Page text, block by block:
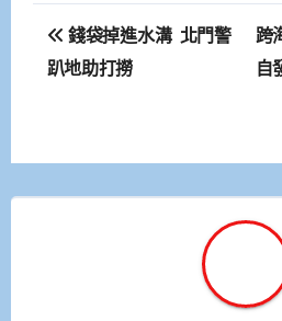
文
章
覽
錢袋掉進水溝 北門警
趴地助打撈
跨
自